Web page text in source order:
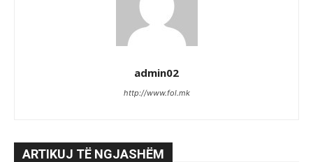
admin02
http://www.fol.mk
ARTIKUJ TË NGJASHËM